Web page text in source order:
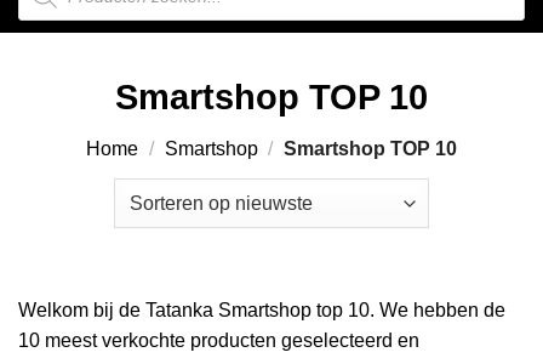
Smartshop TOP 10
Home / Smartshop / Smartshop TOP 10
Welkom bij de Tatanka Smartshop top 10. We hebben de
10 meest verkochte producten geselecteerd en